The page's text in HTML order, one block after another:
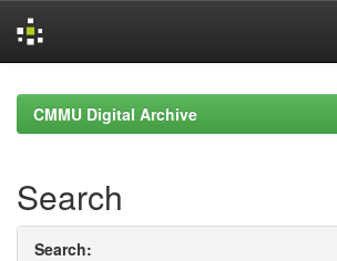
navigationCMMU Digital Archive
Search
Search: